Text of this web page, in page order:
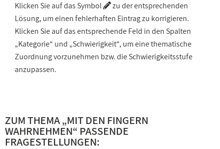
Klicken Sie auf das Symbol
zu der entsprechenden
Lösung, um einen fehlerhaften Eintrag zu korrigieren.
Klicken Sie auf das entsprechende Feld in den Spalten
„Kategorie“ und „Schwierigkeit“, um eine thematische
Zuordnung vorzunehmen bzw. die Schwierigkeitsstufe
anzupassen.
ZUM THEMA „MIT DEN FINGERN
WAHRNEHMEN“ PASSENDE
FRAGESTELLUNGEN: